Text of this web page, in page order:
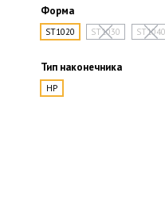
Форма
ST1020 ST1030 ST1040
Тип наконечника
HP